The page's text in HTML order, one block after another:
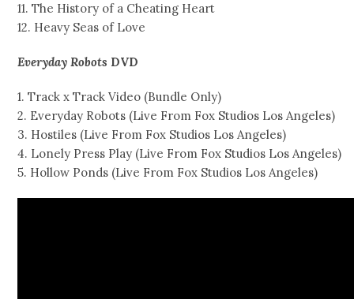
11. The History of a Cheating Heart
12. Heavy Seas of Love
Everyday Robots DVD
1. Track x Track Video (Bundle Only)
2. Everyday Robots (Live From Fox Studios Los Angeles)
3. Hostiles (Live From Fox Studios Los Angeles)
4. Lonely Press Play (Live From Fox Studios Los Angeles)
5. Hollow Ponds (Live From Fox Studios Los Angeles)